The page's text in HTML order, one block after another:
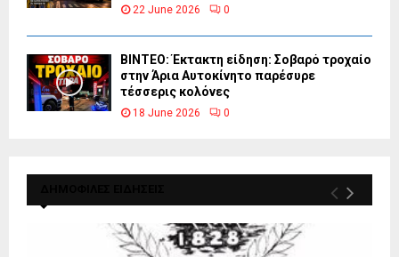
22 June 2026 0
ΒΙΝΤΕΟ: Έκτακτη είδηση: Σοβαρό τροχαίο
στην Άρια Αυτοκίνητο παρέσυρε
τέσσερις κολόνες
18 June 2026 0